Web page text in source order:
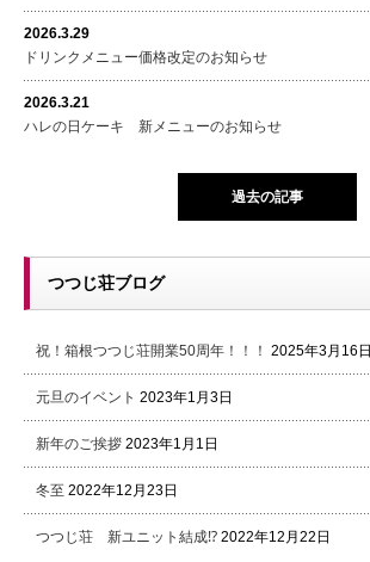
2026.3.29
ドリンクメニュー価格改定のお知らせ
2026.3.21
ハレの日ケーキ 新メニューのお知らせ
過去の記事
つつじ荘ブログ
祝！箱根つつじ荘開業50周年！！！ 2025年3月16日
元旦のイベント 2023年1月3日
新年のご挨拶 2023年1月1日
冬至 2022年12月23日
つつじ荘 新ユニット結成⁉ 2022年12月22日